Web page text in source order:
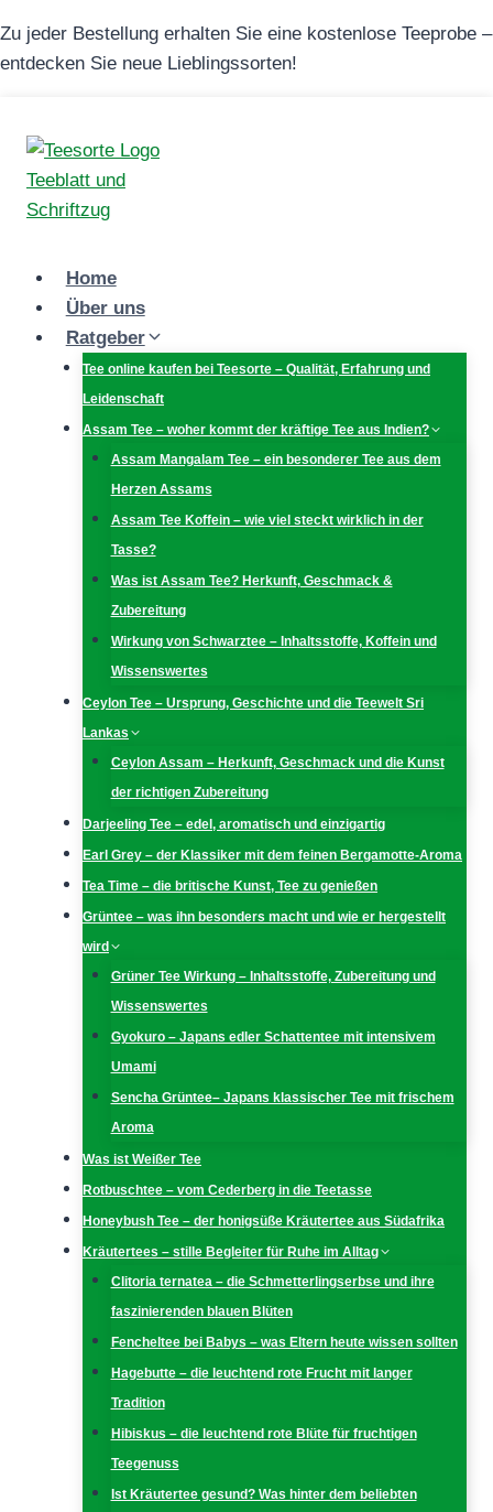
Inhalt
springen
Zu jeder Bestellung erhalten Sie eine kostenlose Teeprobe –
entdecken Sie neue Lieblingssorten!
Home
Über uns
Ratgeber
Tee online kaufen bei Teesorte – Qualität, Erfahrung und
Leidenschaft
Assam Tee – woher kommt der kräftige Tee aus Indien?
Assam Mangalam Tee – ein besonderer Tee aus dem
Herzen Assams
Assam Tee Koffein – wie viel steckt wirklich in der
Tasse?
Was ist Assam Tee? Herkunft, Geschmack &
Zubereitung
Wirkung von Schwarztee – Inhaltsstoffe, Koffein und
Wissenswertes
Ceylon Tee – Ursprung, Geschichte und die Teewelt Sri
Lankas
Ceylon Assam – Herkunft, Geschmack und die Kunst
der richtigen Zubereitung
Darjeeling Tee – edel, aromatisch und einzigartig
Earl Grey – der Klassiker mit dem feinen Bergamotte-Aroma
Tea Time – die britische Kunst, Tee zu genießen
Grüntee – was ihn besonders macht und wie er hergestellt
wird
Grüner Tee Wirkung – Inhaltsstoffe, Zubereitung und
Wissenswertes
Gyokuro – Japans edler Schattentee mit intensivem
Umami
Sencha Grüntee– Japans klassischer Tee mit frischem
Aroma
Was ist Weißer Tee
Rotbuschtee – vom Cederberg in die Teetasse
Honeybush Tee – der honigsüße Kräutertee aus Südafrika
Kräutertees – stille Begleiter für Ruhe im Alltag
Clitoria ternatea – die Schmetterlingserbse und ihre
faszinierenden blauen Blüten
Fencheltee bei Babys – was Eltern heute wissen sollten
Hagebutte – die leuchtend rote Frucht mit langer
Tradition
Hibiskus – die leuchtend rote Blüte für fruchtigen
Teegenuss
Ist Kräutertee gesund? Was hinter dem beliebten